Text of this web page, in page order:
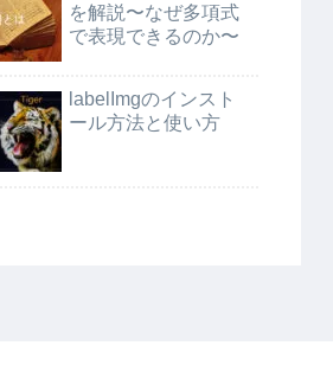
を解説〜なぜ多項式
で表現できるのか〜
labelImgのインスト
ール方法と使い方